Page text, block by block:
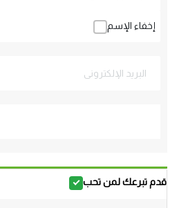
إخفاء الإسم
قدم تبرعك لمن تحب